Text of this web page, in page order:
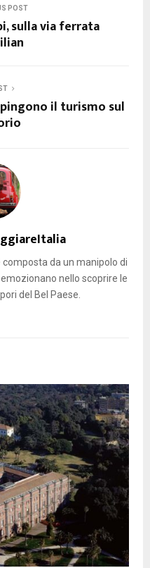
POST
sulla via ferrata
il turismo sul
da un manipolo di
nello scoprire le
del Bel Paese.